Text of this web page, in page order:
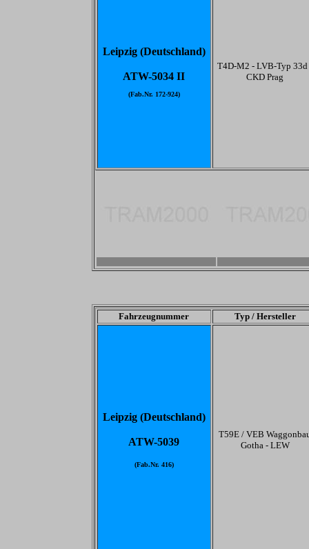
Leipzig (Deutschland)
ATW-5034 II
(Fab.Nr. 172-924)
T4D-M2 - LVB-Typ
CKD Prag
Fahrzeugnummer Typ / Hersteller
Leipzig (Deutschland)
ATW-5039
(Fab.Nr. 416)
T59E / VEB
Gotha - LEW